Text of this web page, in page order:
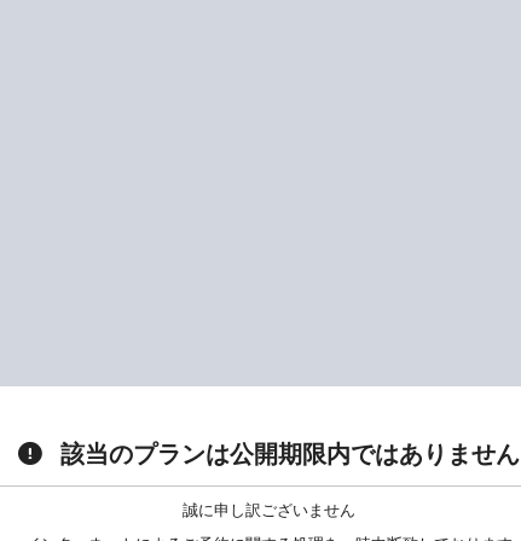
該当のプランは公開期限内ではありません
誠に申し訳ございません